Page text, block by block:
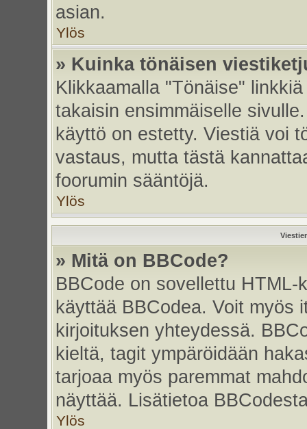
asian.
Ylös
» Kuinka tönäisen
Klikkaamalla "Tönäise"
takaisin ensimmäiselle
käyttö on estetty. Viestiä voi
vastaus, mutta tästä
foorumin sääntöjä.
Ylös
» Mitä on BBCode?
BBCode on sovellettu
käyttää BBCodea. Voit myös
kirjoituksen yhteydessä.
kieltä, tagit ympäröidään
tarjoaa myös paremmat
näyttää. Lisätietoa
Ylös